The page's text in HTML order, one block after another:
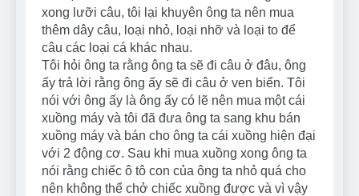
xong lưỡi câu, tôi lại khuyên ông ta nên mua
thêm dây câu, loại nhỏ, loại nhỡ và loại to để
câu các loại cá khác nhau.
Tôi hỏi ông ta rằng ông ta sẽ đi câu ở đâu, ông
ấy trả lời rằng ông ấy sẽ đi câu ở ven biển. Tôi
nói với ông ấy là ông ấy có lẽ nên mua một cái
xuồng máy và tôi đã đưa ông ta sang khu bán
xuồng máy và bán cho ông ta cái xuồng hiện đại
với 2 động cơ. Sau khi mua xuồng xong ông ta
nói rằng chiếc ô tô con của ông ta nhỏ quá cho
nên không thể chở chiếc xuồng được và vì vậy